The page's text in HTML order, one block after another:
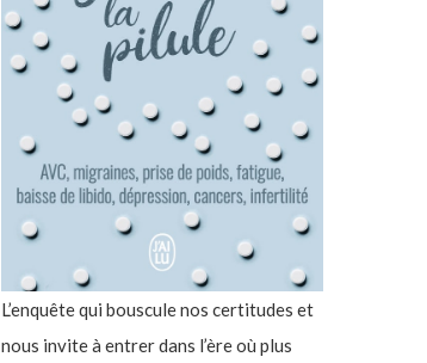
L’enquête qui bouscule nos certitudes et
nous invite à entrer dans l’ère où plus